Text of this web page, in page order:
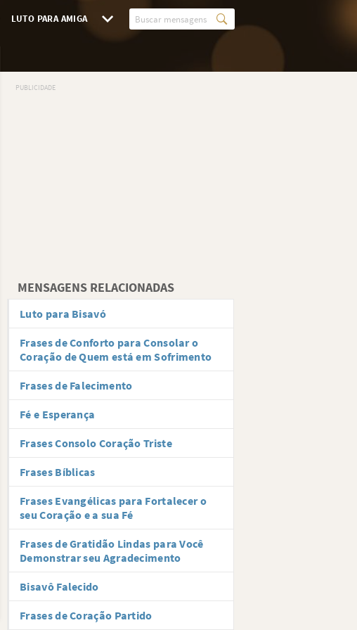
LUTO PARA AMIGA
MENSAGENS RELACIONADAS
Luto para Bisavó
Frases de Conforto para Consolar o
Coração de Quem está em Sofrimento
Frases de Falecimento
Fé e Esperança
Frases Consolo Coração Triste
Frases Bíblicas
Frases Evangélicas para Fortalecer o
seu Coração e a sua Fé
Frases de Gratidão Lindas para Você
Demonstrar seu Agradecimento
Bisavô Falecido
Frases de Coração Partido